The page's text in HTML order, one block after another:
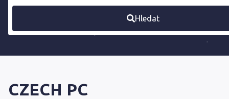
Hledat
CZECH PC